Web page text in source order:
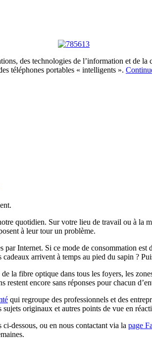
des technologies de l’information et de
téléphones portables « intelligents ».
quotidien. Sur votre lieu de travail ou à la
à leur tour un problème.
Internet. Si ce mode de consommation
arrivent à temps au pied du sapin ?
la fibre optique dans tous les foyers, les
encore sans réponses pour chacun
qui regroupe des professionnels et des
originaux et autres points de vue en
ci-dessous, ou en nous contactant via la page